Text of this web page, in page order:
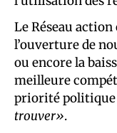
Le Réseau
l’ouverture de
ou encore la
meilleure
priorité politique
trouver».